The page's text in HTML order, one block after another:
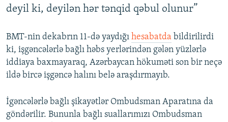
XƏBƏR BÜLLETENLƏRIMIZ
deyil ki, deyilən hər tənqid qəbul olunur”
BMT-nin dekabrın 11-də yaydığı hesabatda bildirilirdi
ki, işgəncələrlə bağlı həbs yerlərindən gələn yüzlərlə
iddiaya baxmayaraq, Azərbaycan hökuməti son bir neçə
ildə bircə işgəncə halını belə araşdırmayıb.
İgəncələrlə bağlı şikayətlər Ombudsman Aparatına da
göndərilir. Bununla bağlı suallarımızı Ombudsman